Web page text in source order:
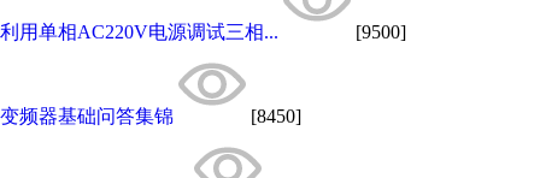
利用单相AC220V电源调试三相... [9500]
变频器基础问答集锦 [8450]